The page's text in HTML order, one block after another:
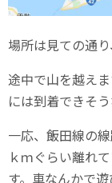
場所は見ての通り
途中で山を越え
には到着できそ
一応、飯田線の
ｋｍぐらい離れ
す。車なんかで